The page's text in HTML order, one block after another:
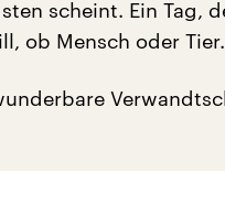
scheint. Ein Tag,
ob Mensch oder Tier.